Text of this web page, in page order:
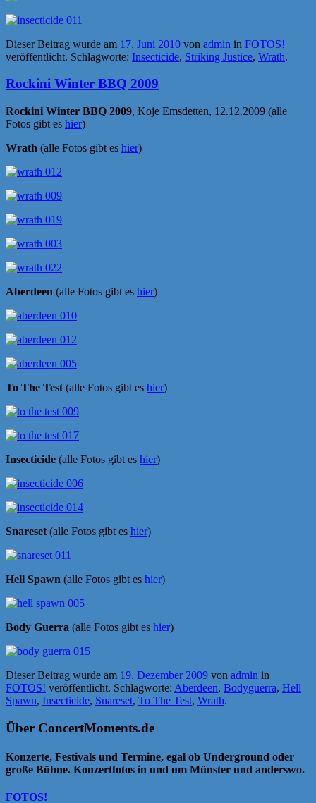
Dieser Beitrag wurde am 17. Juni 2010 von admin in FOTOS!
veröffentlicht. Schlagworte: Insecticide, Striking Justice, Wrath.
Rockini Winter BBQ 2009
Rockini Winter BBQ 2009, Koje Emsdetten, 12.12.2009 (alle
Fotos gibt es hier)
Wrath (alle Fotos gibt es hier)
Aberdeen (alle Fotos gibt es hier)
To The Test (alle Fotos gibt es hier)
Insecticide (alle Fotos gibt es hier)
Snareset (alle Fotos gibt es hier)
Hell Spawn (alle Fotos gibt es hier)
Body Guerra (alle Fotos gibt es hier)
Dieser Beitrag wurde am 19. Dezember 2009 von admin in
FOTOS! veröffentlicht. Schlagworte: Aberdeen, Bodyguerra, Hell
Spawn, Insecticide, Snareset, To The Test, Wrath.
Über ConcertMoments.de
Konzerte, Festivals und Termine, egal ob Underground oder
große Bühne. Konzertfotos in und um Münster und anderswo.
FOTOS!